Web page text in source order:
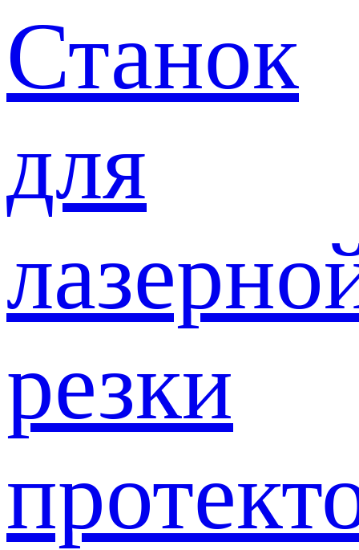
Станок
для
резки